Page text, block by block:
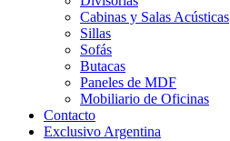
Cabinas y Salas Acústicas
Sillas
Sofás
Butacas
Paneles de MDF
Mobiliario de Oficinas
Contacto
Exclusivo Argentina